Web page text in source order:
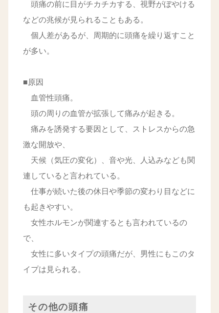
頭痛の前に目がチカチカする、視野がぼやける
などの兆候が見られることもある。
個人差があるが、周期的に頭痛を繰り返すこと
が多い。
■原因
血管性頭痛。
頭の周りの血管が拡張して痛みが起きる。
痛みを誘発する要因として、ストレスからの急
激な開放や、
天候（気圧の変化）、音や光、人込みなども関
連していると言われている。
仕事が続いた後の休日や季節の変わり目などに
も起きやすい。
女性ホルモンが関連するとも言われているの
で、
女性に多いタイプの頭痛だが、男性にもこのタ
イプは見られる。
その他の頭痛